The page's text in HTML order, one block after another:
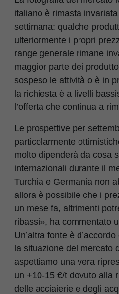
italiano è rimasta
settimana: qualche
ulteriormente i propri
range generale rimane
maggior parte dei
sospeso le attività o è in
la richiesta è a livelli
l’offerta che continua a
Le prospettive per
particolarmente
molto dipenderà da cosa
internazionali durante il
Turchia e Germania non
allora è possibile che i
un mese fa, altrimenti
ribassi», ha commentato
Un’altra fonte è
la situazione del mercato
aspettiamo una vera
un +10-15 €/t dovuto alla
delle acciaierie e degli